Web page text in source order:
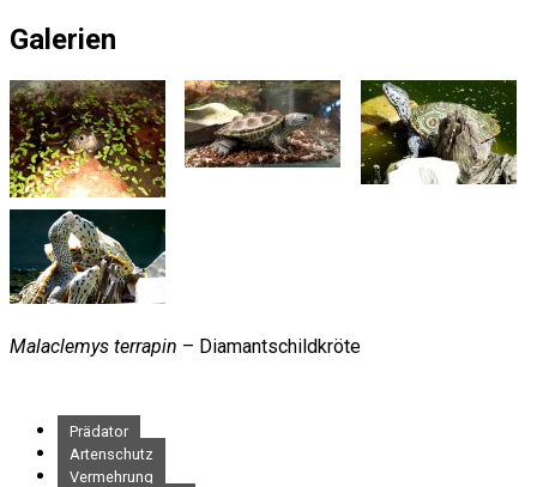
Galerien
Malaclemys terrapin – Diamantschildkröte
Prädator
Artenschutz
Vermehrung